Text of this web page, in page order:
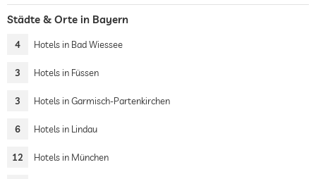
Städte & Orte in Bayern
4 Hotels in Bad Wiessee
3 Hotels in Füssen
3 Hotels in Garmisch-Partenkirchen
6 Hotels in Lindau
12 Hotels in München